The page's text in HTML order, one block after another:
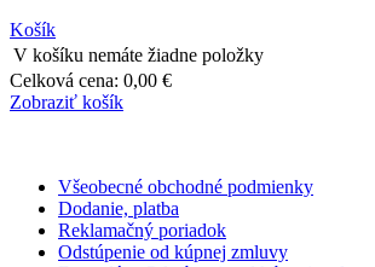
Košík
V košíku nemáte žiadne položky
Celková cena: 0,00 €
Zobraziť košík
Všeobecné obchodné podmienky
Dodanie, platba
Reklamačný poriadok
Odstúpenie od kúpnej zmluvy